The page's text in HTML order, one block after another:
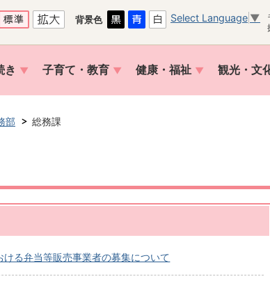
背景色 Select Language ▼
き 子育て・教育 健康・福祉 観光・文
部 総務課
ける弁当等販売事業者の募集について